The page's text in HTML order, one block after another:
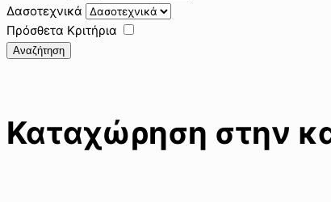
Δασοτεχνικά
Πρόσθετα Κριτήρια
Αναζήτηση
Καταχώρηση στην